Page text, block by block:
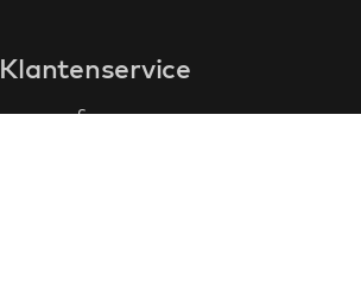
Klantenservice
faq